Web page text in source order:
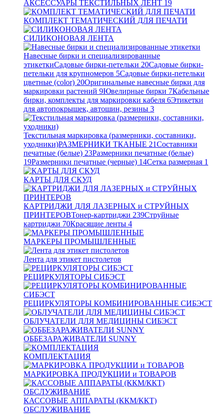
АКСЕССУАРЫ ТЕКСТИЛЬНЫХ ЛЕНТ 19
КОМПЛЕКТ ТЕМАТИЧЕСКИЙ ДЛЯ ПЕЧАТИ
СИЛИКОНОВАЯ ЛЕНТА
Навесные бирки и специализированные
этикеткиСадовые бирки-петельки 20Садовые бирки-
петельки для крупномеров 5Садовые бирки-петельки
цветные (color) 20Оригинальные навесные бирки для
маркировки растений 9Ювелирные бирки 7Кабельные
бирки, комплекты для маркировки кабеля 6Этикетки
для автопокрышек, автошин, резины 3
Текстильная маркировка (размерники, составники,
уходники)РАЗМЕРНИКИ ТКАНЫЕ 21Составники
печатные (белые) 23Размерники печатные (белые)
19Размерники печатные (черные) 14Сетка размерная 1
КАРТЫ ДЛЯ СКУД
КАРТРИДЖИ ДЛЯ ЛАЗЕРНЫХ и СТРУЙНЫХ
ПРИНТЕРОВТонер-картриджи 239Струйные
картриджи 70Красящие ленты 4
МАРКЕРЫ ПРОМЫШЛЕННЫЕ
Лента для этикет пистолетов
РЕЦИРКУЛЯТОРЫ СИБЭСТ
РЕЦИРКУЛЯТОРЫ КОМБИНИРОВАННЫЕ СИБЭСТ
ОБЛУЧАТЕЛИ ДЛЯ МЕДИЦИНЫ СИБЭСТ
ОББЕЗАРАЖИВАТЕЛИ SUNNY
КОМПЛЕКТАЦИЯ
МАРКИРОВКА ПРОДУКЦИИ и ТОВАРОВ
КАССОВЫЕ АППАРАТЫ (ККМ/ККТ)
ОБСЛУЖИВАНИЕ